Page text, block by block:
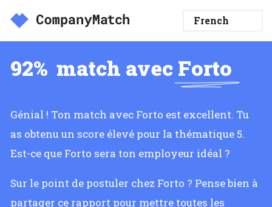
92% match avec Forto
Génial ! Ton match avec Forto est excellent. Tu
as obtenu un score élevé pour la thématique 5.
Est-ce que Forto sera ton employeur idéal ?
Sur le point de postuler chez Forto ? Pense bien à
partager ce rapport pour mettre toutes les